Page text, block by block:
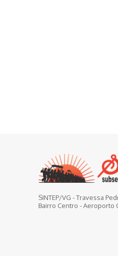
SINTEP/VG - Travessa
Bairro Centro - Aeroporto